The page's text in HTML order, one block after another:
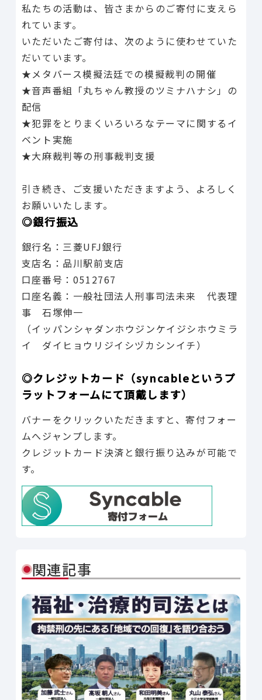
私たちの活動は、皆さまからのご寄付に支えら
れています。
いただいたご寄付は、次のように使わせていた
だいています。
★メタバース模擬法廷での模擬裁判の開催
★音声番組「丸ちゃん教授のツミナハナシ」の
配信
★犯罪をとりまくいろいろなテーマに関するイ
ベント実施
★大麻裁判等の刑事裁判支援
引き続き、ご支援いただきますよう、よろしく
お願いいたします。
◎銀行振込
銀行名：三菱UFJ銀行
支店名：品川駅前支店
口座番号：0512767
口座名義：一般社団法人刑事司法未来 代表理
事 石塚伸一
（イッパンシャダンホウジンケイジシホウミラ
イ ダイヒョウリジイシヅカシンイチ）
◎クレジットカード（syncableというプ
ラットフォームにて頂戴します）
バナーをクリックいただきますと、寄付フォー
ムへジャンプします。
クレジットカード決済と銀行振り込みが可能で
す。
関連記事